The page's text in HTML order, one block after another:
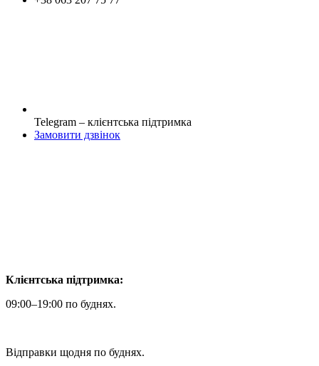
Telegram – клієнтська підтримка
Замовити дзвінок
Клієнтська підтримка:
09:00–19:00 по буднях.
Відправки щодня по буднях.